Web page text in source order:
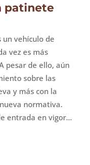
patinete
vehículo de
vez es más
pesar de ello, aún
sobre las
y más con la
normativa.
entrada en vigor...